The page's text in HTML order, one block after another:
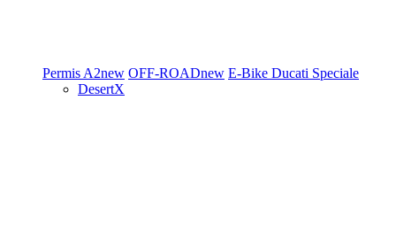
Permis A2new OFF-ROADnew E-Bike Ducati Speciale
DesertX